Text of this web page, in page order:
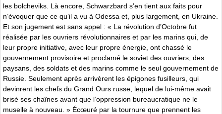
les bolcheviks. Là encore, Schwarzbard s’en tient aux faits pour
n’évoquer que ce qu’il a vu à Odessa et, plus largement, en Ukraine.
Et son jugement est sans appel : « La révolution d’Octobre fut
réalisée par les ouvriers révolutionnaires et par les marins qui, de
leur propre initiative, avec leur propre énergie, ont chassé le
gouvernement provisoire et proclamé le soviet des ouvriers, des
paysans, des soldats et des marins comme le seul gouvernement de
Russie. Seulement après arrivèrent les épigones fusilleurs, qui
devinrent les chefs du Grand Ours russe, lequel de lui-même avait
brisé ses chaînes avant que l’oppression bureaucratique ne le
muselle à nouveau. » Écœuré par la tournure que prennent les